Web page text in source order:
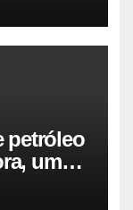
petróleo
um